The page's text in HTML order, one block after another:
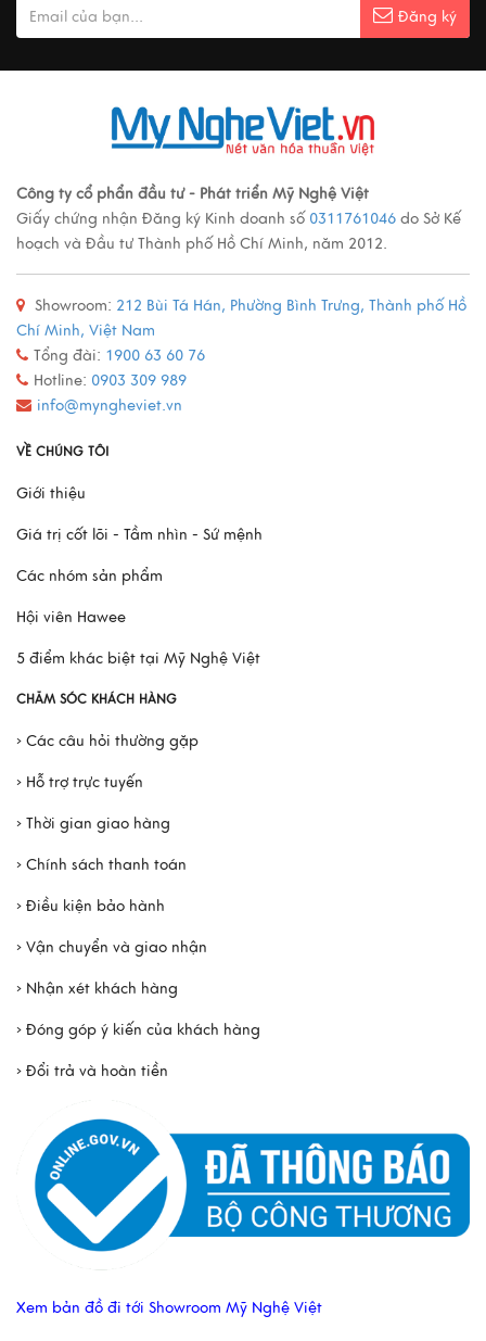
Đăng ký
Công ty cổ phẩn đầu tư - Phát triển Mỹ Nghệ Việt
Giấy chứng nhận Đăng ký Kinh doanh số 0311761046 do Sở Kế
hoạch và Đầu tư Thành phố Hồ Chí Minh, năm 2012.
Showroom: 212 Bùi Tá Hán, Phường Bình Trưng, Thành phố Hồ
Chí Minh, Việt Nam
Tổng đài: 1900 63 60 76
Hotline: 0903 309 989
info@myngheviet.vn
VỀ CHÚNG TÔI
Giới thiệu
Giá trị cốt lõi - Tầm nhìn - Sứ mệnh
Các nhóm sản phẩm
Hội viên Hawee
5 điểm khác biệt tại Mỹ Nghệ Việt
CHĂM SÓC KHÁCH HÀNG
› Các câu hỏi thường gặp
› Hỗ trợ trực tuyến
› Thời gian giao hàng
› Chính sách thanh toán
› Điều kiện bảo hành
› Vận chuyển và giao nhận
› Nhận xét khách hàng
› Đóng góp ý kiến của khách hàng
› Đổi trả và hoàn tiền
Xem bản đồ đi tới Showroom Mỹ Nghệ Việt